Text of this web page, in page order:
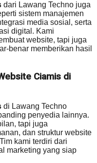
dari Lawang Techno juga
sistem manajemen
media sosial, serta
digital. Kami
website, tapi juga
benar memberikan hasil
Ciamis di
di Lawang Techno
penyedia lainnya.
tapi juga
dan struktur website
kami terdiri dari
marketing yang siap